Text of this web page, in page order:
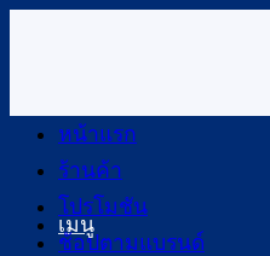
เนื้อหา
เมนู
หน้าแรก
ร้านค้า
โปรโมชัน
ช้อปตามแบรนด์